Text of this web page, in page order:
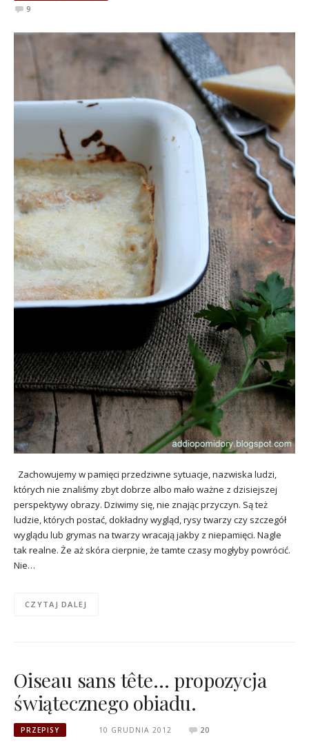
9
Zachowujemy w pamięci przedziwne sytuacje, nazwiska ludzi,
których nie znaliśmy zbyt dobrze albo mało ważne z dzisiejszej
perspektywy obrazy. Dziwimy się, nie znając przyczyn. Są też
ludzie, których postać, dokładny wygląd, rysy twarzy czy szczegół
wyglądu lub grymas na twarzy wracają jakby z niepamięci. Nagle
tak realne. Że aż skóra cierpnie, że tamte czasy mogłyby powrócić.
Nie…
CZYTAJ DALEJ
Oiseau sans tête… propozycja
świątecznego obiadu.
PRZEPISY 10 GRUDNIA 2012 20